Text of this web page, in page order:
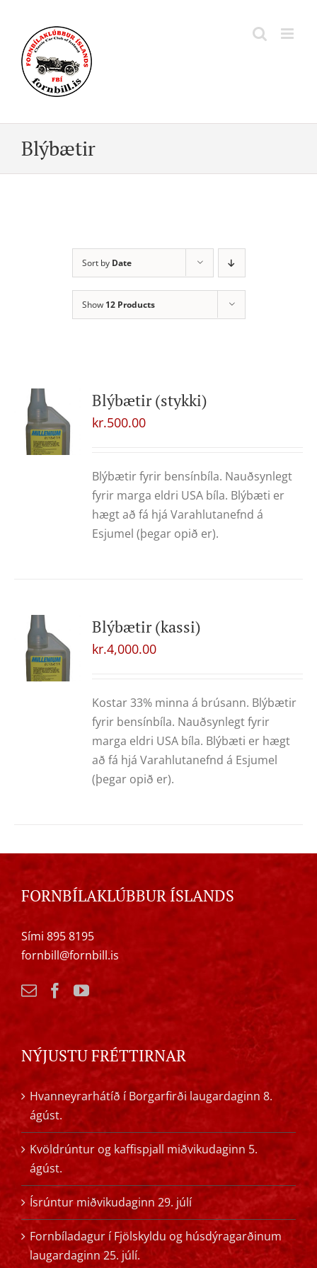
content
Blýbætir
Sort by Date
Show 12 Products
Blýbætir (stykki)
kr.500.00
Blýbætir fyrir bensínbíla. Nauðsynlegt
fyrir marga eldri USA bíla. Blýbæti er
hægt að fá hjá Varahlutanefnd á
Esjumel (þegar opið er).
Blýbætir (kassi)
kr.4,000.00
Kostar 33% minna á brúsann. Blýbætir
fyrir bensínbíla. Nauðsynlegt fyrir
marga eldri USA bíla. Blýbæti er hægt
að fá hjá Varahlutanefnd á Esjumel
(þegar opið er).
FORNBÍLAKLÚBBUR ÍSLANDS
Sími 895 8195
fornbill@fornbill.is
NÝJUSTU FRÉTTIRNAR
Hvanneyrarhátíð í Borgarfirði laugardaginn 8.
ágúst.
Kvöldrúntur og kaffispjall miðvikudaginn 5.
ágúst.
Ísrúntur miðvikudaginn 29. júlí
Fornbíladagur í Fjölskyldu og húsdýragarðinum
laugardaginn 25. júlí.